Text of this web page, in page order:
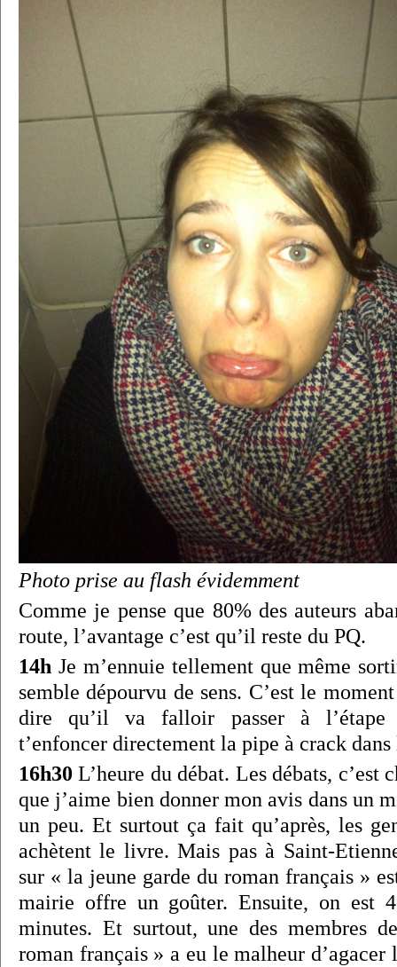
Photo prise au flash évidemment
Comme je pense que 80% des auteurs
route, l’avantage c’est qu’il reste du PQ.
14h Je m’ennuie tellement que même
semble dépourvu de sens. C’est le
dire qu’il va falloir passer à l’étape
t’enfoncer directement la pipe à crack
16h30 L’heure du débat. Les débats, c’est
que j’aime bien donner mon avis dans un
un peu. Et surtout ça fait qu’après, les
achètent le livre. Mais pas à Saint-
sur « la jeune garde du roman français »
mairie offre un goûter. Ensuite, on est
minutes. Et surtout, une des membres
roman français » a eu le malheur d’agacer